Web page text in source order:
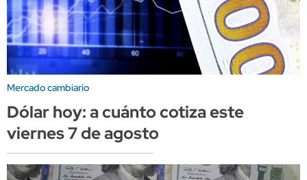
Mercado cambiario
Dólar hoy: a cuánto cotiza este
viernes 7 de agosto